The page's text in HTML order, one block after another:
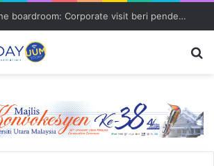
BGS beyond the boardroom: Corporate visit beri pendedahan dunia korporat kepada PELAJAR UUM